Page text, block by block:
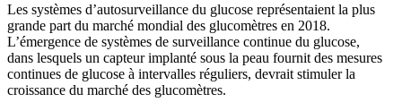
Les systèmes d’autosurveillance du glucose représentaient la plus
grande part du marché mondial des glucomètres en 2018.
L’émergence de systèmes de surveillance continue du glucose,
dans lesquels un capteur implanté sous la peau fournit des mesures
continues de glucose à intervalles réguliers, devrait stimuler la
croissance du marché des glucomètres.